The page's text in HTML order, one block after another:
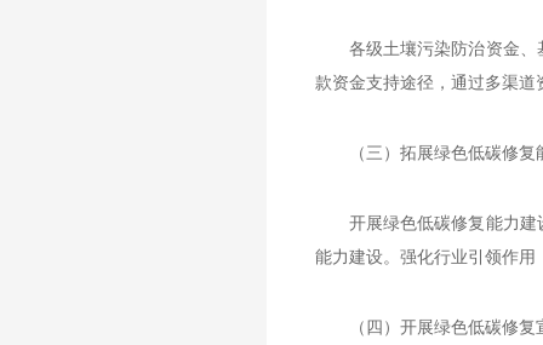
各级土壤污染防治资金
款资金支持途径，通过多渠
（三）拓展绿色低碳修复
开展绿色低碳修复能力
能力建设。强化行业引领作
（四）开展绿色低碳修复